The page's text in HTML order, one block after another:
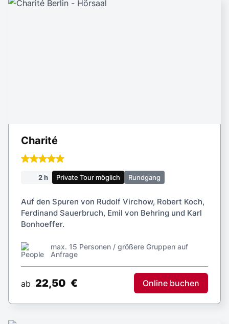
Charité
2 h Private Tour möglich Rundgang
Auf den Spuren von Rudolf Virchow, Robert Koch,
Ferdinand Sauerbruch, Emil von Behring und Karl
Bonhoeffer.
max. 15 Personen / größere Gruppen auf
Anfrage
ab 22,50 € Online buchen